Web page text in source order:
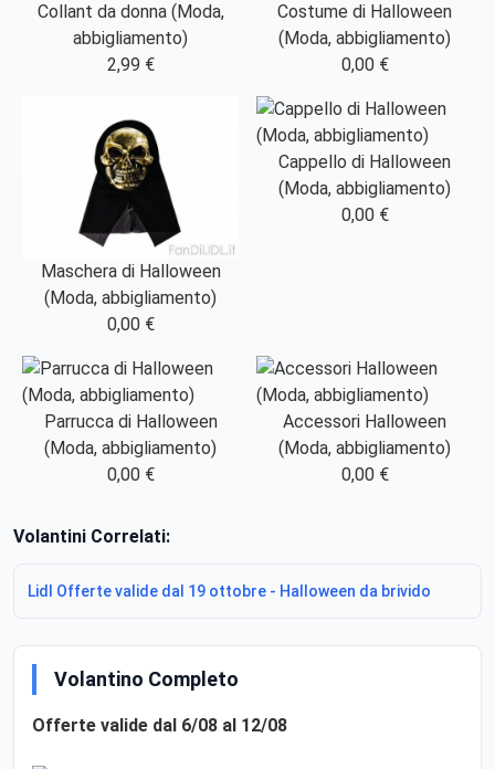
Collant da donna (Moda,
abbigliamento)
2,99 €
Costume di Halloween
(Moda, abbigliamento)
0,00 €
Maschera di Halloween
(Moda, abbigliamento)
0,00 €
Cappello di Halloween
(Moda, abbigliamento)
0,00 €
Parrucca di Halloween
(Moda, abbigliamento)
0,00 €
Accessori Halloween
(Moda, abbigliamento)
0,00 €
Volantini Correlati:
Lidl Offerte valide dal 19 ottobre - Halloween da brivido
Volantino Completo
Offerte valide dal 6/08 al 12/08